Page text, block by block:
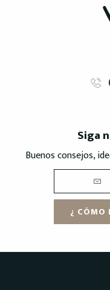
Siga
Buenos consejos,
¿ CÓMO